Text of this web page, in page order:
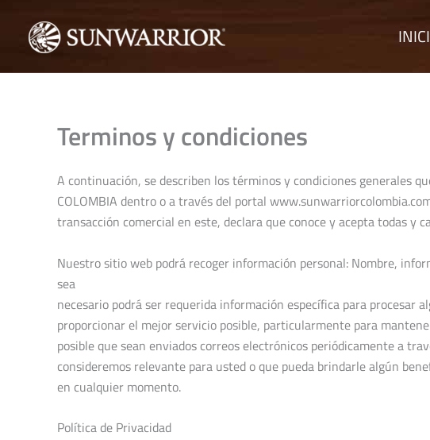
contenido
Terminos y condiciones
A continuación, se describen los términos y condiciones generales
COLOMBIA dentro o a través del portal
transacción comercial en este, declara que conoce y acepta todas y
Nuestro sitio web podrá recoger información personal: Nombre,
sea
necesario podrá ser requerida información específica para
proporcionar el mejor servicio posible, particularmente para
posible que sean enviados correos electrónicos periódicamente a
consideremos relevante para usted o que pueda brindarle algún
en cualquier momento.
Política de Privacidad